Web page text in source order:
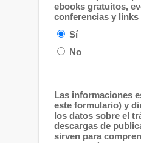
ebooks gratuitos,
conferencias y links
Sí
No
Las informaciones
este formulario) y
los datos sobre el
descargas de
sirven para